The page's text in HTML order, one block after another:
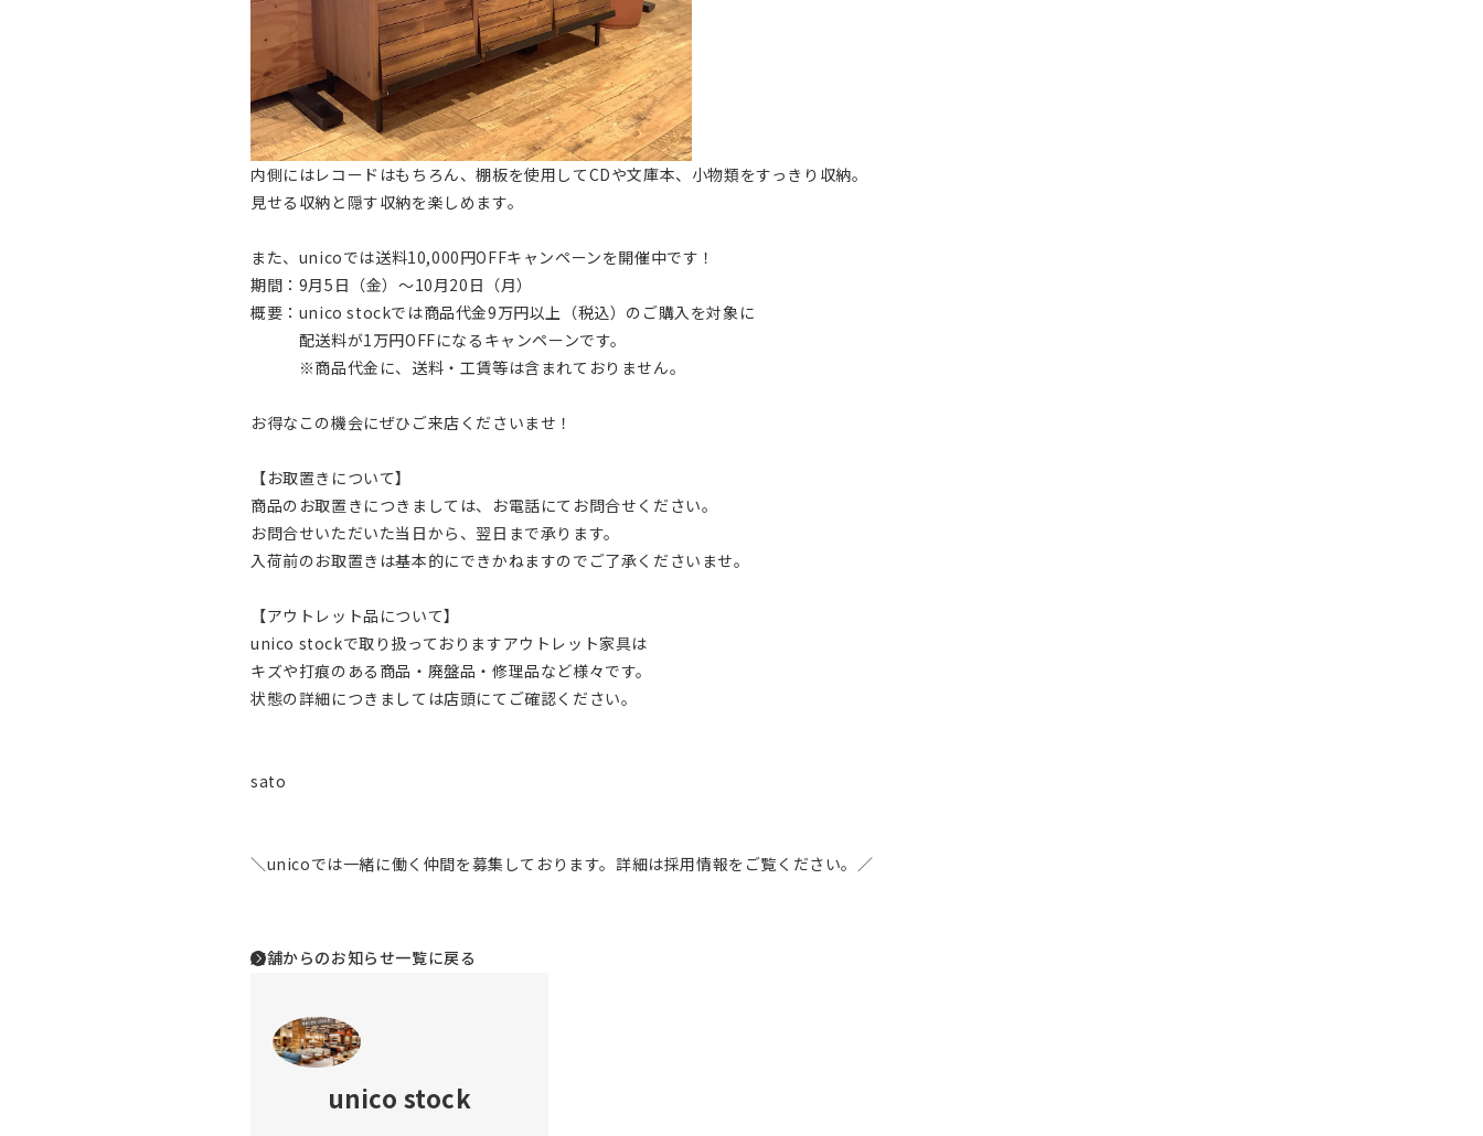
内側にはレコードはもちろん、棚板を使用してCDや文庫本、小物類をすっきり収納。
見せる収納と隠す収納を楽しめます。
また、unicoでは送料10,000円OFFキャンペーンを開催中です！
期間：9月5日（金）～10月20日（月）
概要：unico stockでは商品代金9万円以上（税込）のご購入を対象に
配送料が1万円OFFになるキャンペーンです。
※商品代金に、送料・工賃等は含まれておりません。
お得なこの機会にぜひご来店くださいませ！
【お取置きについて】
商品のお取置きにつきましては、お電話にてお問合せください。
お問合せいただいた当日から、翌日まで承ります。
入荷前のお取置きは基本的にできかねますのでご了承くださいませ。
【アウトレット品について】
unico stockで取り扱っておりますアウトレット家具は
キズや打痕のある商品・廃盤品・修理品など様々です。
状態の詳細につきましては店頭にてご確認ください。
sato
＼unicoでは一緒に働く仲間を募集しております。詳細は採用情報をご覧ください。／
店舗からのお知らせ一覧に戻る
unico stock